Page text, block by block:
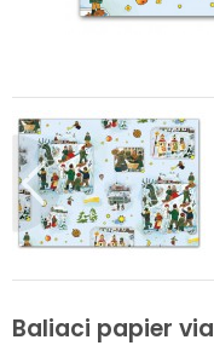
Baliaci papier